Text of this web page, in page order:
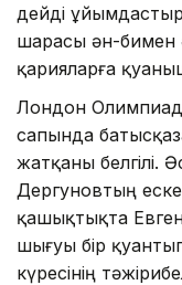
дейді
шарасы ән-бимен
қарияларға
Лондон
сапында
жатқаны белгілі.
Дергуновтың
қашықтықта
шығуы бір
күресінің